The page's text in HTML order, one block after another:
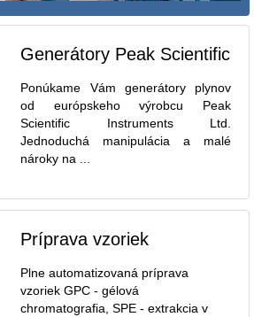
Generátory Peak Scientific
Ponúkame Vám generátory plynov
od európskeho výrobcu Peak
Scientific Instruments Ltd.
Jednoduchá manipulácia a malé
nároky na ...
Príprava vzoriek
Plne automatizovaná príprava
vzoriek GPC - gélová
chromatografia, SPE - extrakcia v